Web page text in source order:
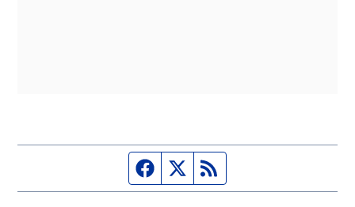
Página de Facebook
Fuente Twitter